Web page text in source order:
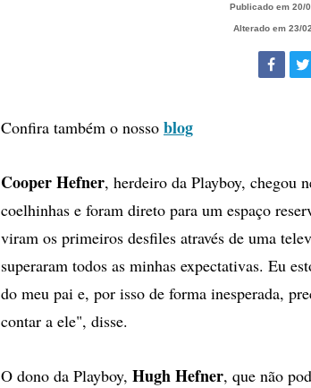
Publicado em 20/
Alterado em 23/
Confira também o nosso blog
Cooper Hefner, herdeiro da Playboy, chegou
coelhinhas e foram direto para um espaço
viram os primeiros desfiles através de uma
superaram todos as minhas expectativas. Eu
do meu pai e, por isso de forma inesperada,
contar a ele", disse.
O dono da Playboy, Hugh Hefner, que não